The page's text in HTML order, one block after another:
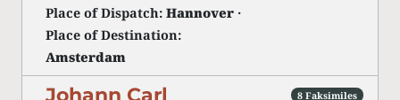
Place of Dispatch: Hannover ·
Place of Destination:
Amsterdam
Johann Carl
8 Faksimiles